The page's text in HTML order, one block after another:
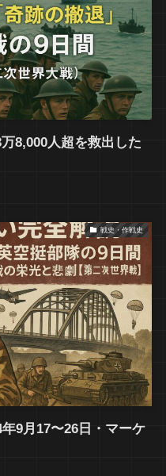
8,000人超を救出した
戦史・作戦史
9月17〜26日・マーケ